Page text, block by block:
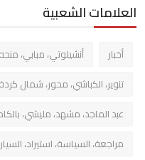
العلامات الشعبية
أخبار
أنشيلوتي، مبابي،
تنوير، الكباشي، محور، شمال
عبد الماجد، مشهد، مليشي،
مراجعة، السياسة، استيراد،